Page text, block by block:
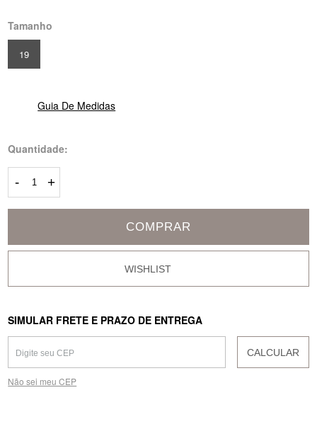
Tamanho
19
Guia De Medidas
Quantidade:
- +
COMPRAR
SIMULAR FRETE E PRAZO DE ENTREGA
CALCULAR
Não sei meu CEP